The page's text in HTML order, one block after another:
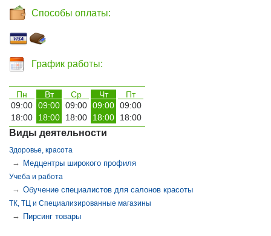
Способы оплаты:
График работы:
Пн Вт Ср Чт
Пт
09:00 09:00 09:00 09:00 09:00
18:00
18:00 18:00 18:00 18:00
Виды деятельности
Здоровье, красота
→ Медцентры широкого профиля
Учеба и работа
→ Обучение специалистов для салонов красоты
ТК, ТЦ и Специализированные магазины
→ Пирсинг товары